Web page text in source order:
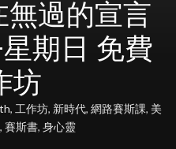
無過的宣言
期日 免費
坊
, 工作坊, 新時代, 網路賽斯課, 美
, 賽斯書, 身心靈